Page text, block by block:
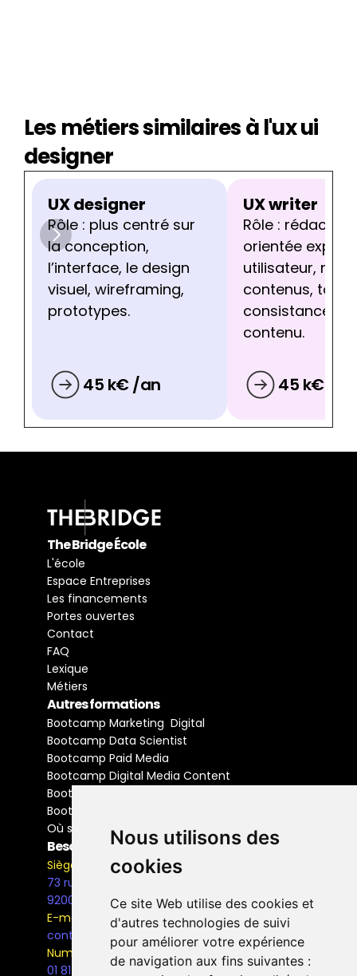
Nous utilisons des
cookies
Ce site Web utilise des cookies et
d'autres technologies de suivi
pour améliorer votre expérience
de navigation aux fins suivantes :
Les métiers similaires à l'ux ui
designer
UX designer
Rôle : plus centré sur
la conception,
l’interface, le design
visuel, wireframing,
prototypes.
45 k€ /an
UX writer
Rôle : rédaction
orientée
utilisateur,
contenus, ton,
consistance de
contenu.
45 k€ /an
The Bridge École
L'école
Espace Entreprises
Les financements
Portes ouvertes
Contact
FAQ
Lexique
Métiers
Autres formations
Bootcamp Marketing  Digital
Bootcamp Data Scientist
Bootcamp Paid Media
Bootcamp Digital Media Content
Bootcamp Social Media Manager
Bootcamp Buyer Media
Où se former
Besoin d'information ?
Siège Social
73 rue Henri Barbusse,
92000, Nanterre
E-mail
contact@the-bridge.fr
Numéro de téléphone
01 81 93 68 42